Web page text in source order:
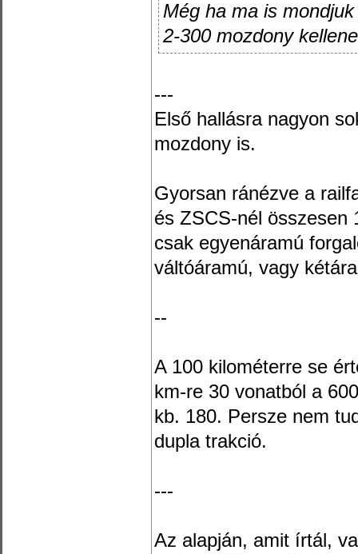
Még ha ma is
2-300 mozdony
---
Első hallásra nagyon
mozdony is.
Gyorsan ránézve a
és ZSCS-nél összesen
csak egyenáramú
váltóáramú, vagy
--
A 100 kilométerre se
km-re 30 vonatból a
kb. 180. Persze nem
dupla trakció.
---
Az alapján, amit írtál,